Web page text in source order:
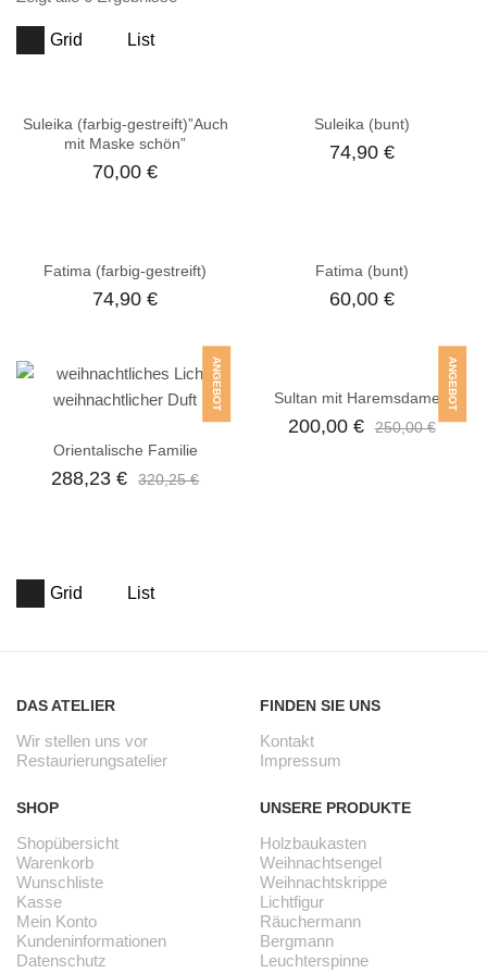
Grid List
Suleika (farbig-gestreift)”Auch
mit Maske schön”
70,00€
Suleika (bunt)
74,90 €
Fatima (farbig-gestreift)
74,90€
Fatima (bunt)
60,00 €
ANGEBOT
Orientalische Familie
288,23€ 320,25€
ANGEBOT
Sultan mit Haremsdamen
200,00 € 250,00€
Grid List
DAS ATELIER
Wir stellen uns vor
Restaurierungsatelier
SHOP
Shopübersicht
Warenkorb
Wunschliste
Kasse
Mein Konto
Kundeninformationen
Datenschutz
FINDEN SIE UNS
Kontakt
Impressum
UNSERE PRODUKTE
Holzbaukasten
Weihnachtsengel
Weihnachtskrippe
Lichtfigur
Räuchermann
Bergmann
Leuchterspinne